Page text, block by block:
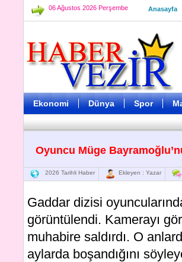
06 Ağustos 2026 Perşembe Anasayfa
Ekonomi Dünya Spor
Oyuncu Müge
2026 Tarihli Haber Ekleyen : Yazar
Gaddar dizisi
görüntülendi. Kamerayı
muhabire saldırdı. O
aylarda boşandığını